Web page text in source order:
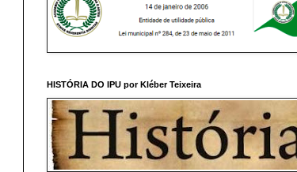
HISTÓRIA DO IPU por Kléber Teixeira